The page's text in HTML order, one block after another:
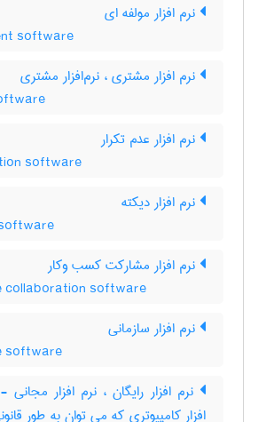
نرم افزار مولفه ای
software
نرم افزار مشتری ، نرم‌افزار مشتری
نرم افزار عدم تکرار
software
نرم افزار دیکته
نرم افزار مشارکت کسب وکار
collaboration software
نرم افزار سازمانی
software
نرم افزار رایگان ، نرم افزار
افزار کامپیوتری که می توان به طور